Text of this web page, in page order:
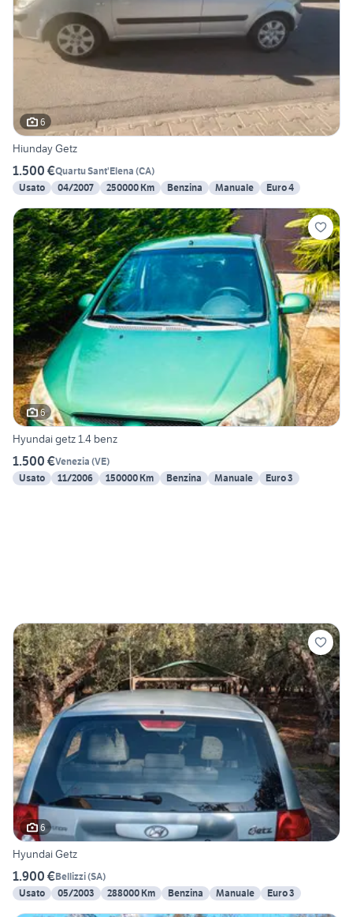
6
Hiunday Getz
1.500 €Quartu Sant'Elena (CA)
Usato
04/2007 250000 Km Benzina Manuale Euro 4
6
Hyundai getz 1.4 benz
1.500 €Venezia (VE)
Usato
11/2006 150000 Km Benzina Manuale Euro 3
6
Hyundai Getz
1.900 €Bellizzi(SA)
Usato
05/2003 288000 Km Benzina Manuale Euro 3